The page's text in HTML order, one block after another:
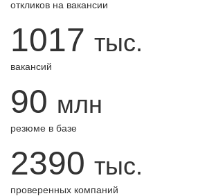
откликов на вакансии
1017 тыс.
вакансий
90 млн
резюме в базе
2390 тыс.
проверенных компаний